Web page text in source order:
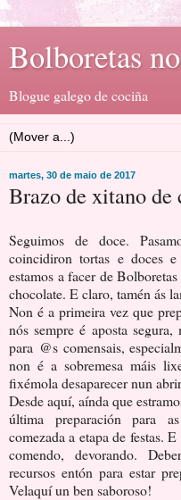
Bolboretas
Blogue galego de cociña
martes, 30 de maio de 2017
Brazo de xitano de
Seguimos de doce.
coincidiron tortas e doces
estamos a facer de
chocolate. E claro, tamén ás
Non é a primeira vez que
nós sempre é aposta
para @s comensais,
non é a sobremesa máis
fixémola desaparecer nun
Desde aquí, aínda que
última preparación para
comezada a etapa de festas.
comendo, devorando.
recursos entón para estar
Velaquí un ben saboroso!